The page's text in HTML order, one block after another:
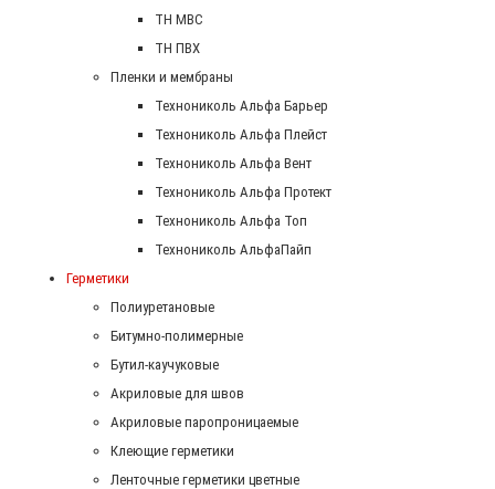
ТН МВС
ТН ПВХ
Пленки и мембраны
Технониколь Альфа Барьер
Технониколь Альфа Плейст
Технониколь Альфа Вент
Технониколь Альфа Протект
Технониколь Альфа Топ
Технониколь АльфаПайп
Герметики
Полиуретановые
Битумно-полимерные
Бутил-каучуковые
Акриловые для швов
Акриловые паропроницаемые
Клеющие герметики
Ленточные герметики цветные